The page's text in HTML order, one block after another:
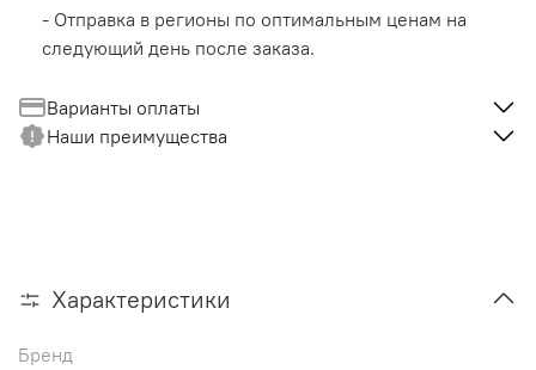
- Отправка в регионы по оптимальным ценам на
следующий день после заказа.
Варианты оплаты
Наши преимущества
Характеристики
Бренд